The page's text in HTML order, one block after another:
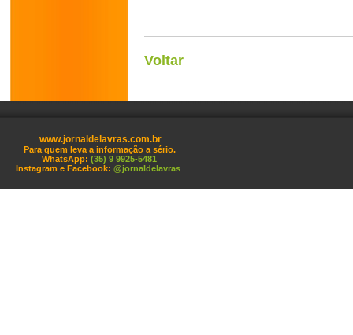
Voltar
www.jornaldelavras.com.br
Para quem leva a informação a sério.
WhatsApp: (35) 9 9925-5481
Instagram e Facebook: @jornaldelavras